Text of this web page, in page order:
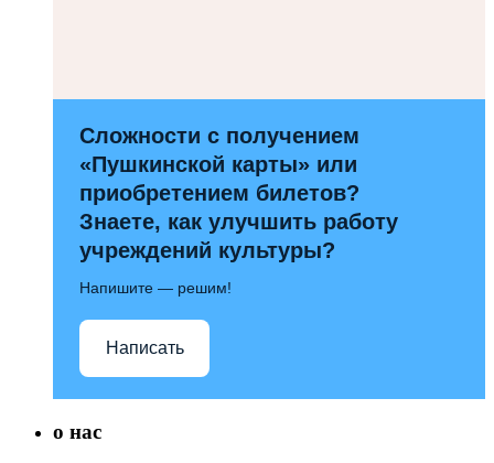
Сложности с получением
«Пушкинской карты» или
приобретением билетов?
Знаете, как улучшить работу
учреждений культуры?
Напишите — решим!
Написать
о нас